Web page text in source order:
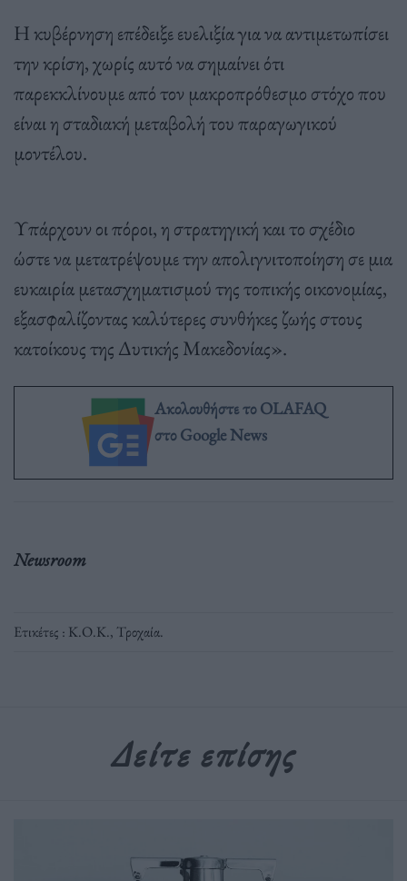
Η κυβέρνηση επέδειξε ευελιξία για να αντιμετωπίσει
την κρίση, χωρίς αυτό να σημαίνει ότι
παρεκκλίνουμε από τον μακροπρόθεσμο στόχο που
είναι η σταδιακή μεταβολή του παραγωγικού
μοντέλου.
Υπάρχουν οι πόροι, η στρατηγική και το σχέδιο
ώστε να μετατρέψουμε την απολιγνιτοποίηση σε μια
ευκαιρία μετασχηματισμού της τοπικής οικονομίας,
εξασφαλίζοντας καλύτερες συνθήκες ζωής στους
κατοίκους της Δυτικής Μακεδονίας».
Ακολουθήστε το OLAFAQ
στο Google News
Newsroom
Ετικέτες : Κ.Ο.Κ., Τροχαία.
Δείτε επίσης